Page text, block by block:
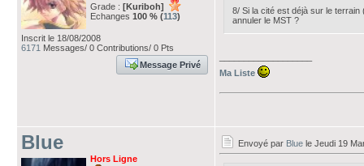
Grade : [Kuriboh]
Echanges 100 % (113)
Inscrit le 18/08/2008
6171 Messages/ 0 Contributions/ 0 Pts
Message Privé
8/ Si la cité est déjà sur le
annuler le MST ?
Ma Liste
Blue
Hors Ligne
Envoyé par Blue le Jeudi 19